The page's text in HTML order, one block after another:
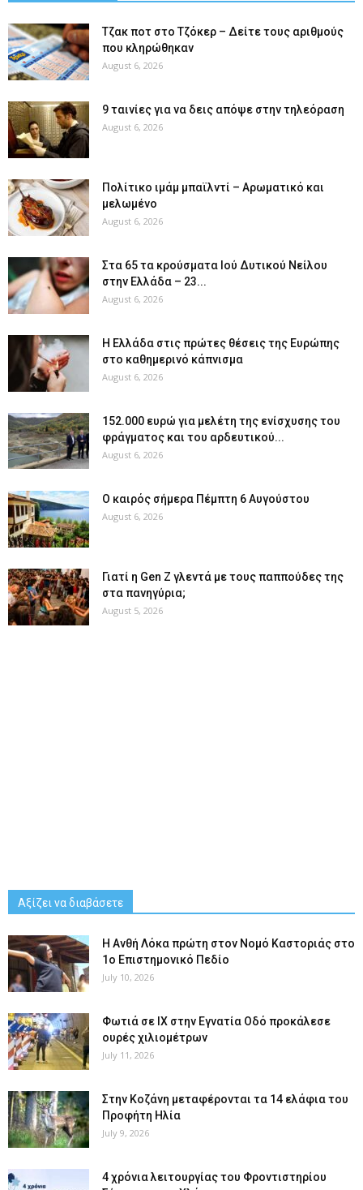
Tζακ ποτ στο Τζόκερ – Δείτε τους αριθμούς
που κληρώθηκαν
August 6, 2026
9 ταινίες για να δεις απόψε στην τηλεόραση
August 6, 2026
Πολίτικο ιμάμ μπαϊλντί – Αρωματικό και
μελωμένο
August 6, 2026
Στα 65 τα κρούσματα Ιού Δυτικού Νείλου
στην Ελλάδα – 23...
August 6, 2026
Η Ελλάδα στις πρώτες θέσεις της Ευρώπης
στο καθημερινό κάπνισμα
August 6, 2026
152.000 ευρώ για μελέτη της ενίσχυσης του
φράγματος και του αρδευτικού...
August 6, 2026
Ο καιρός σήμερα Πέμπτη 6 Αυγούστου
August 6, 2026
Γιατί η Gen Z γλεντά με τους παππούδες της
στα πανηγύρια;
August 5, 2026
Αξίζει να διαβάσετε
Η Ανθή Λόκα πρώτη στον Νομό Καστοριάς στο
1ο Επιστημονικό Πεδίο
July 10, 2026
Φωτιά σε ΙΧ στην Εγνατία Οδό προκάλεσε
ουρές χιλιομέτρων
July 11, 2026
Στην Κοζάνη μεταφέρονται τα 14 ελάφια του
Προφήτη Ηλία
July 9, 2026
4 χρόνια λειτουργίας του Φροντιστηρίου